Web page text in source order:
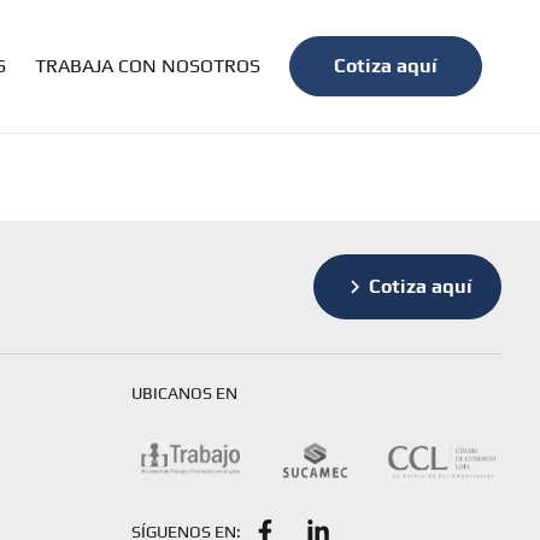
TRABAJA CON NOSOTROS Cotiza aquí
Cotiza aquí
UBICANOS EN
SÍGUENOS EN: